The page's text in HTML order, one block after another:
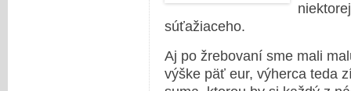
súťažiaceho.
Aj po žrebovaní sme mali
výške päť eur, výherca teda